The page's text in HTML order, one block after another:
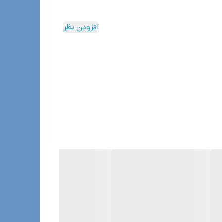
افزودن نظر